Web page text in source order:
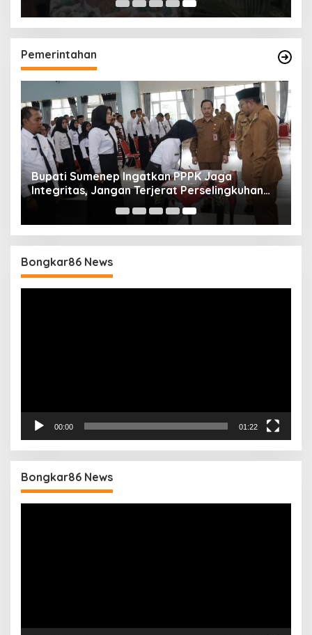
Pemerintahan
Bupati Sumenep Ingatkan PPPK Jaga
Integritas, Jangan Terjerat Perselingkuhan
dan Judi Online
Bongkar86 News
00:00 01:22
Bongkar86 News